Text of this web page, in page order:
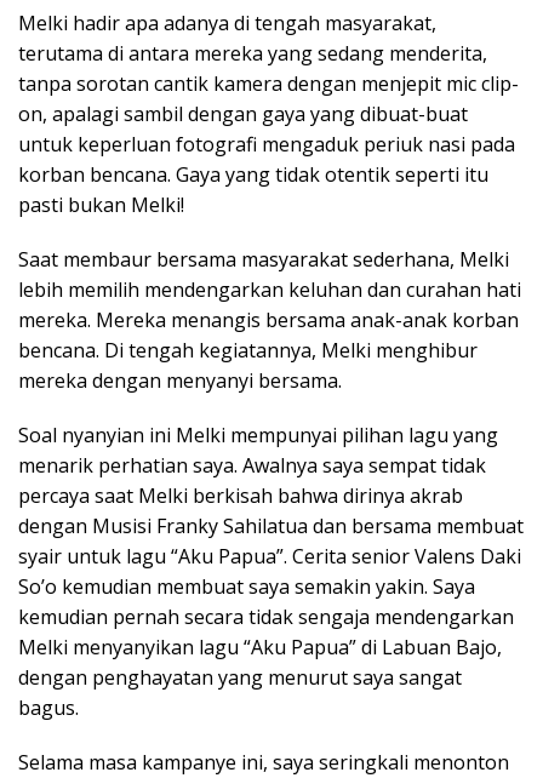
Melki hadir apa adanya di tengah masyarakat,
terutama di antara mereka yang sedang menderita,
tanpa sorotan cantik kamera dengan menjepit mic clip-
on, apalagi sambil dengan gaya yang dibuat-buat
untuk keperluan fotografi mengaduk periuk nasi pada
korban bencana. Gaya yang tidak otentik seperti itu
pasti bukan Melki!
Saat membaur bersama masyarakat sederhana, Melki
lebih memilih mendengarkan keluhan dan curahan hati
mereka. Mereka menangis bersama anak-anak korban
bencana. Di tengah kegiatannya, Melki menghibur
mereka dengan menyanyi bersama.
Soal nyanyian ini Melki mempunyai pilihan lagu yang
menarik perhatian saya. Awalnya saya sempat tidak
percaya saat Melki berkisah bahwa dirinya akrab
dengan Musisi Franky Sahilatua dan bersama membuat
syair untuk lagu “Aku Papua”. Cerita senior Valens Daki
So’o kemudian membuat saya semakin yakin. Saya
kemudian pernah secara tidak sengaja mendengarkan
Melki menyanyikan lagu “Aku Papua” di Labuan Bajo,
dengan penghayatan yang menurut saya sangat
bagus.
Selama masa kampanye ini, saya seringkali menonton